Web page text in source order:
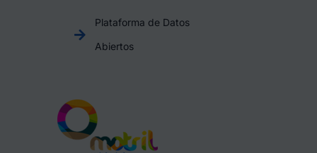
Plataforma de Datos
Abiertos